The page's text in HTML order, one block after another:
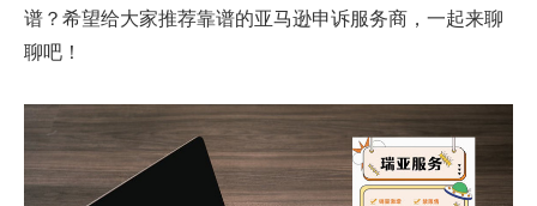
谱？希望给大家推荐靠谱的亚马逊申诉服务商，一起来聊
聊吧！